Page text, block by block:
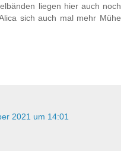
liegen hier auch noch
sich auch mal mehr Mühe
2021 um 14:01